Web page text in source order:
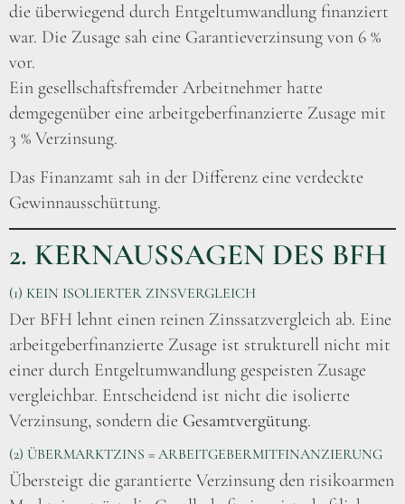
die überwiegend durch Entgeltumwandlung finanziert
war. Die Zusage sah eine Garantieverzinsung von 6 %
vor.
Ein gesellschaftsfremder Arbeitnehmer hatte
demgegenüber eine arbeitgeberfinanzierte Zusage mit
3 % Verzinsung.
Das Finanzamt sah in der Differenz eine verdeckte
Gewinnausschüttung.
2. KERNAUSSAGEN DES BFH
(1) KEIN ISOLIERTER ZINSVERGLEICH
Der BFH lehnt einen reinen Zinssatzvergleich ab. Eine
arbeitgeberfinanzierte Zusage ist strukturell nicht mit
einer durch Entgeltumwandlung gespeisten Zusage
vergleichbar. Entscheidend ist nicht die isolierte
Verzinsung, sondern die Gesamtvergütung.
(2) ÜBERMARKTZINS = ARBEITGEBERMITFINANZIERUNG
Übersteigt die garantierte Verzinsung den risikoarmen